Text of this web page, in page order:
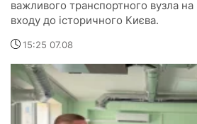
важливого транспортного вузла
входу до історичного Києва.
15:25 07.08